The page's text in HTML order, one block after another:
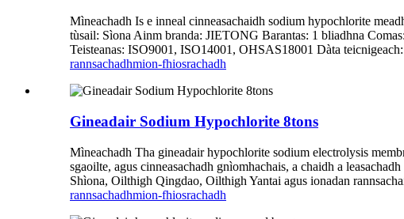
Mìneachadh Is e inneal cinneasachaidh sodium hypochlorite
tùsail: Sìona Ainm branda: JIETONG Barantas: 1 bliadhna
Teisteanas: ISO9001, ISO14001, OHSAS18001 Dàta
rannsachadhmion-fhiosrachadh
Gineadair Sodium Hypochlorite 8tons
Mìneachadh Tha gineadair hypochlorite sodium electrolysis
sgaoilte, agus cinneasachadh gnìomhachais, a chaidh a
Shìona, Oilthigh Qingdao, Oilthigh Yantai agus ionadan
rannsachadhmion-fhiosrachadh